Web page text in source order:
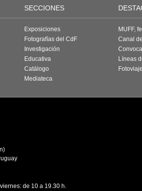
SECCIONES
Exposiciones
Fotografías del CdF
Investigación
Educativa
Catálogo
Mediateca
MUFF,
Canal
Líneas
de 10 a 19.30 h.